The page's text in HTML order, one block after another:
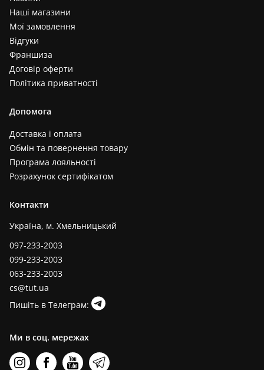
Наші магазини
Мої замовлення
Відгуки
Франшиза
Договір оферти
Політика приватності
Допомога
Доставка і оплата
Обмін та повернення товару
Програма лояльності
Розрахунок сертифікатом
Контакти
Україна, м. Хмельницький
097-233-2003
099-233-2003
063-233-2003
cs@tut.ua
Пишіть в Телеграм:
Ми в соц. мережах